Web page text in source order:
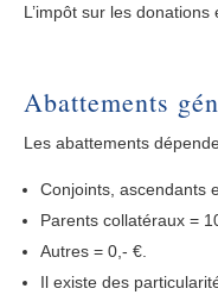
L’impôt sur les
Abattements
Les abattements
Conjoints, ascendants
Parents collatéraux =
Autres = 0,- €.
Il existe des